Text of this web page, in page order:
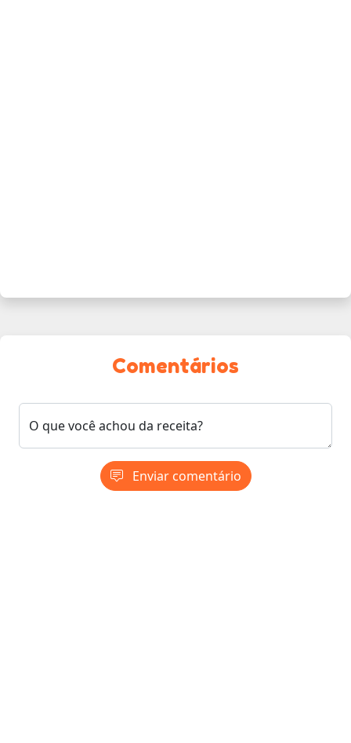
Comentários
O que você achou da receita?
Enviar comentário